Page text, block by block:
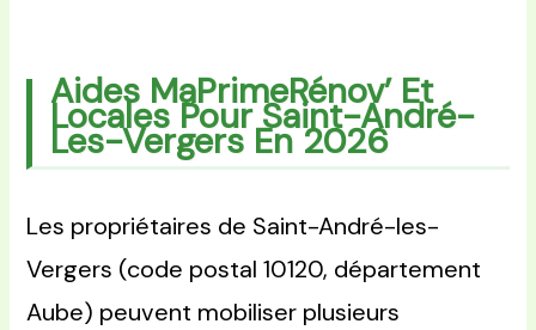
Aides MaPrimeRénov’ Et
Locales Pour Saint-André-
Les-Vergers En 2026
Les propriétaires de Saint-André-les-
Vergers (code postal 10120, département
Aube) peuvent mobiliser plusieurs